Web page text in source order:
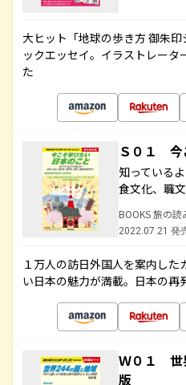
大ヒット「地球の歩き方 御朱
ックエッセイ。イラストレータ
た
Ｓ０１ 今
知っている
食文化、職
BOOKS 旅の読
2022.07.21 発
１万人の訪日外国人を案内し
い日本の魅力が満載。日本の再
Ｗ０１ 世
版